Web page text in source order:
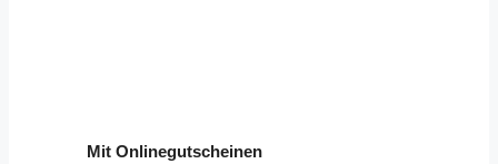
Mit Onlinegutscheinen